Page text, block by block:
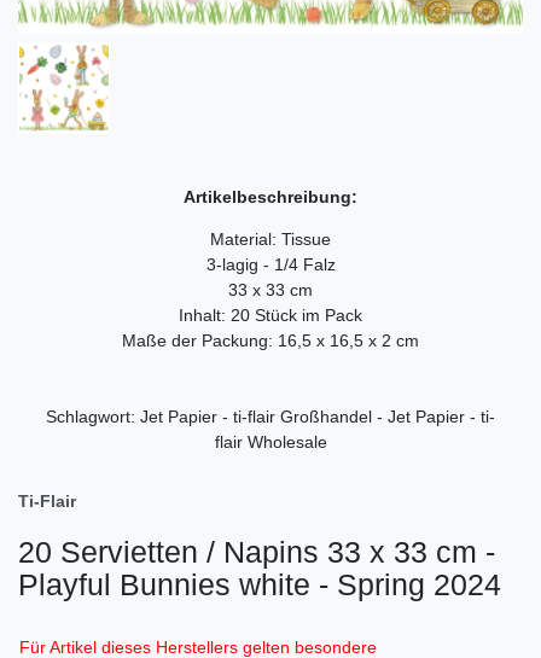
Artikelbeschreibung:
Material: Tissue
3-lagig - 1/4 Falz
33 x 33 cm
Inhalt: 20 Stück im Pack
Maße der Packung: 16,5 x 16,5 x 2 cm
Schlagwort: Jet Papier - ti-flair Großhandel - Jet Papier - ti-
flair Wholesale
Ti-Flair
20 Servietten / Napins 33 x 33 cm -
Playful Bunnies white - Spring 2024
Für Artikel dieses Herstellers gelten besondere